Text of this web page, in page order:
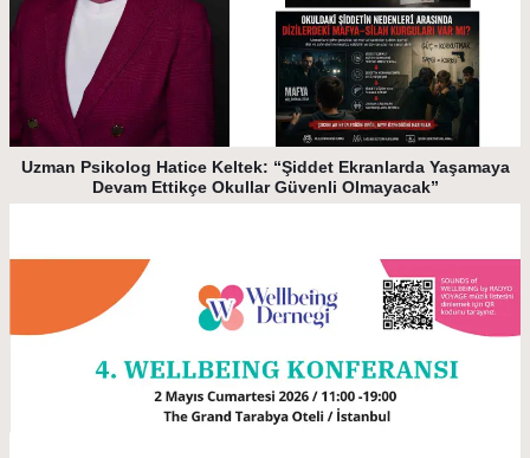
Uzman Psikolog Hatice Keltek: “Şiddet Ekranlarda Yaşamaya
Devam Ettikçe Okullar Güvenli Olmayacak”